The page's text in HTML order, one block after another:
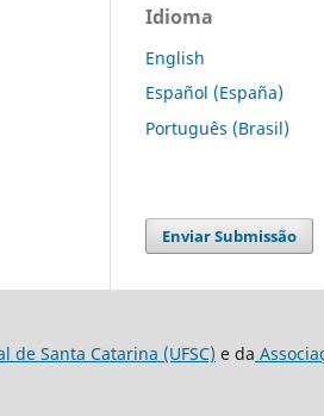
Idioma
English
Español (España)
Português (Brasil)
Enviar Submissão
de Santa Catarina (UFSC) e da